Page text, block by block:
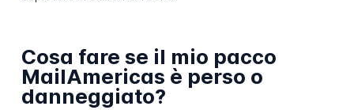
Cosa fare se il mio pacco
MailAmericas è perso o
danneggiato?